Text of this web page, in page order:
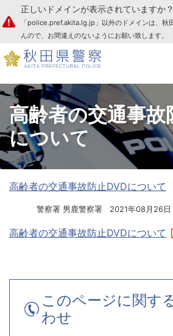
本文へ
正しいドメインが表示されていますか？
「police.pref.akita.lg.jp」以外のドメインは、秋
んので、お間違えのないようにお願い致します。
高齢者の交通事故
について
高齢者の交通事故防止DVDについて
警察署 男鹿警察署 2021年08月26日
高齢者の交通事故防止DVDについて
このページに関す
わせ